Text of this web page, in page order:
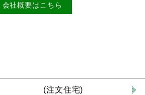
会社概要はこちら
(注文住宅)